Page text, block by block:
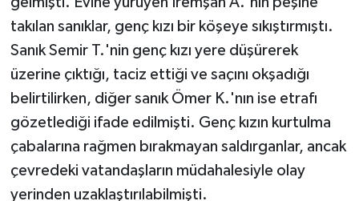
takılan sanıklar, genç kızı bir köşeye sıkıştırmıştı.
Sanık Semir T.'nin genç kızı yere düşürerek
üzerine çıktığı, taciz ettiği ve saçını okşadığı
belirtilirken, diğer sanık Ömer K.'nın ise etrafı
gözetlediği ifade edilmişti. Genç kızın kurtulma
çabalarına rağmen bırakmayan saldırganlar, ancak
çevredeki vatandaşların müdahalesiyle olay
yerinden uzaklaştırılabilmişti.